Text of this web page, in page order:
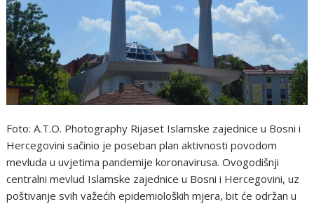
Foto: A.T.O. Photography Rijaset Islamske zajednice u Bosni i
Hercegovini sačinio je poseban plan aktivnosti povodom
mevluda u uvjetima pandemije koronavirusa. Ovogodišnji
centralni mevlud Islamske zajednice u Bosni i Hercegovini, uz
poštivanje svih važećih epidemioloških mjera, bit će održan u